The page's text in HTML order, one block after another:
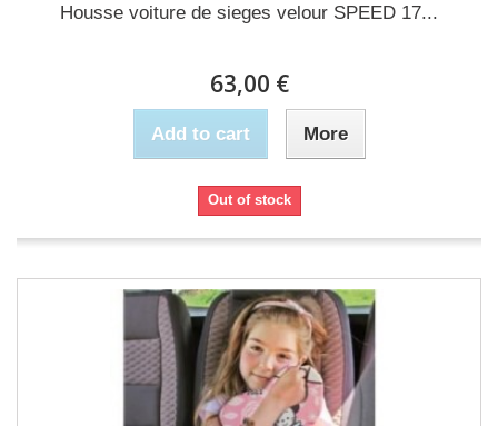
Housse voiture de sieges velour SPEED 17...
63,00 €
Add to cart More
Out of stock